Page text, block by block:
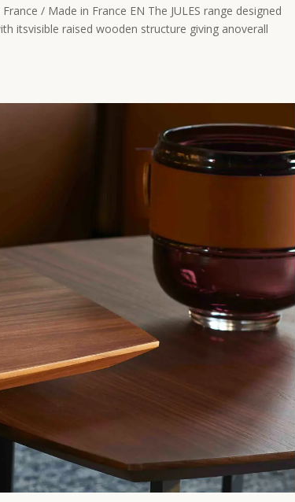
/ Made in France EN The JULES range designed
itsvisible raised wooden structure giving anoverall